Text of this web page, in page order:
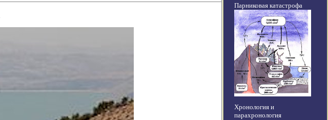
Парниковая катастрофа
Хронология и
парахронология